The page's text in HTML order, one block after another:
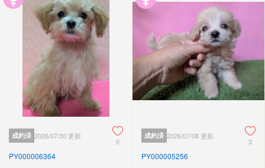
成約済 2026/07/30 更新
0
PY000006364
成約済 2026/07/08 更新
3
PY000005256